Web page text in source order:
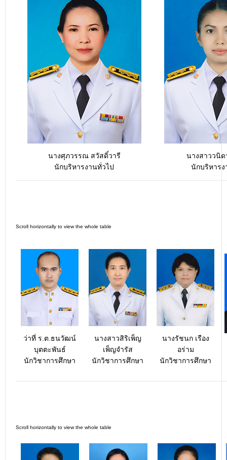
นางศุภวรรณ สวัสดิ์วารี
นักบริหารงานทั่วไป
นางสาววนิด
นักบริหารง
ว่าที่ ร.ต.ธนวัฒน์
บุตตะพันธ์
นักวิชาการศึกษา
นางสาวสิริเพ็ญ
เพ็ญจำรัส
นักวิชาการศึกษา
นางรัชนก เรือง
อร่าม
นักวิชาการศึกษา